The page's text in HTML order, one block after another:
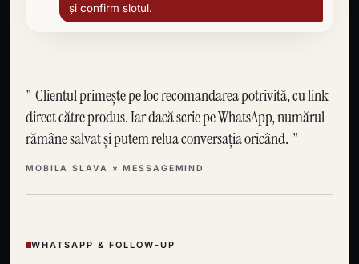
și confirm slotul.
Clientul primește pe loc recomandarea potrivită, cu link
direct către produs. Iar dacă scrie pe WhatsApp, numărul
rămâne salvat și putem relua conversația oricând.
MOBILA SLAVA × MESSAGEMIND
WHATSAPP & FOLLOW-UP